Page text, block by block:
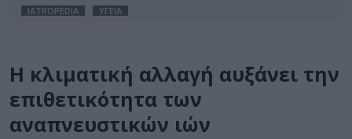
IATROPEDIA ΥΓΕΙΑ
Η κλιματική αλλαγή αυξάνει την
επιθετικότητα των
αναπνευστικών ιών